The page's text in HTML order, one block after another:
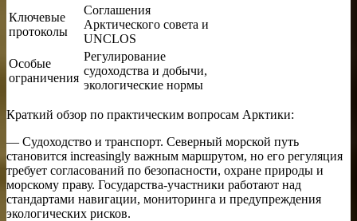
Ключевые
протоколы
Соглашения
Арктического совета и
UNCLOS
Особые
ограничения
Регулирование
судоходства и добычи,
экологические нормы
Краткий обзор по практическим вопросам Арктики:
— Судоходство и транспорт. Северный морской путь
становится increasingly важным маршрутом, но его регуляция
требует согласований по безопасности, охране природы и
морскому праву. Государства-участники работают над
стандартами навигации, мониторинга и предупреждения
экологических рисков.